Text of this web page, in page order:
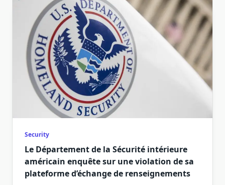
Security
Le Département de la Sécurité intérieure
américain enquête sur une violation de sa
plateforme d’échange de renseignements